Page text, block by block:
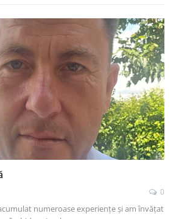
0
numeroase experiențe și am învățat